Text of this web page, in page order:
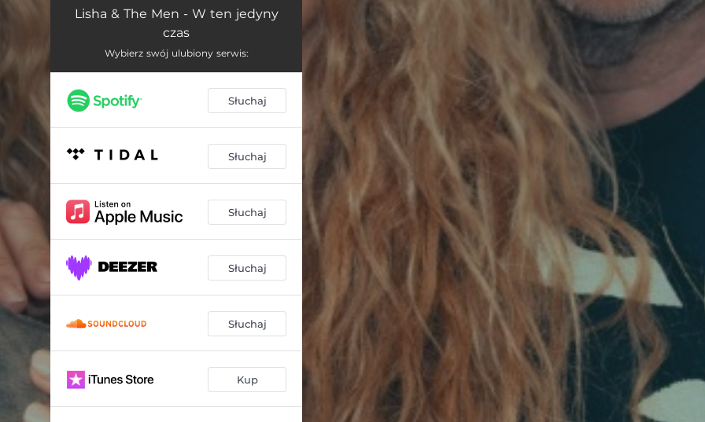
W ten jedyny czas 02:55
Lisha & The Men - W ten jedyny
czas
Wybierz swój ulubiony serwis:
Słuchaj
Słuchaj
Słuchaj
Słuchaj
Słuchaj
Kup